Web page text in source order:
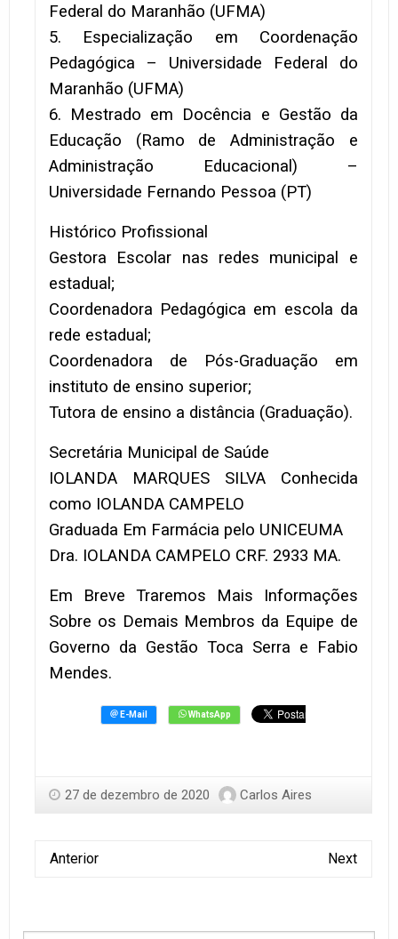
Federal do Maranhão (UFMA)
5. Especialização em Coordenação
Pedagógica – Universidade Federal do
Maranhão (UFMA)
6. Mestrado em Docência e Gestão da
Educação (Ramo de Administração e
Administração Educacional) –
Universidade Fernando Pessoa (PT)
Histórico Profissional
Gestora Escolar nas redes municipal e
estadual;
Coordenadora Pedagógica em escola da
rede estadual;
Coordenadora de Pós-Graduação em
instituto de ensino superior;
Tutora de ensino a distância (Graduação).
Secretária Municipal de Saúde
IOLANDA MARQUES SILVA Conhecida
como IOLANDA CAMPELO
Graduada Em Farmácia pelo UNICEUMA
Dra. IOLANDA CAMPELO CRF. 2933 MA.
Em Breve Traremos Mais Informações
Sobre os Demais Membros da Equipe de
Governo da Gestão Toca Serra e Fabio
Mendes.
27 de dezembro de 2020 Carlos Aires
Anterior Next